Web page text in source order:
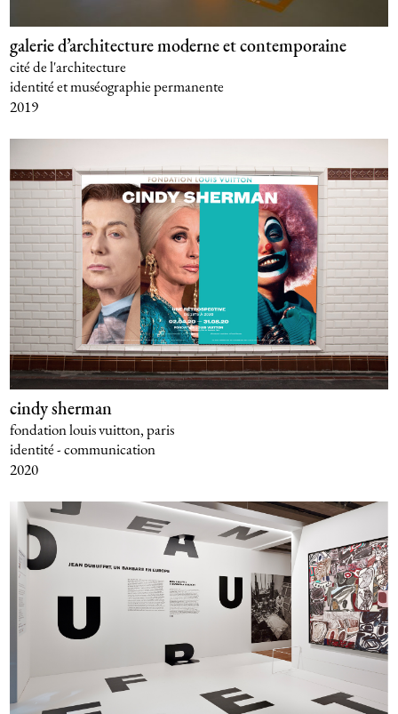
galerie d’architecture moderne et contemporaine
cité de l'architecture
identité et muséographie permanente
2019
cindy sherman
fondation louis vuitton, paris
identité - communication
2020